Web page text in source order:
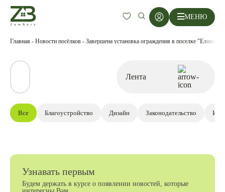
МЕНЮ
Главная - Новости посёлков - Завершена установка ограждения в поселке "Еловый
Все Благоустройство Дизайн Законодательство
Узнавать первым
Будем держать в курсе о появлении новостей, которые